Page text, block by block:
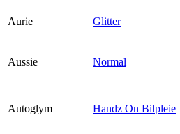
Aurie Glitter
Aussie Normal
Autoglym Handz On Bilpleie